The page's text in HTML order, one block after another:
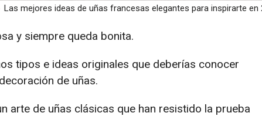
Las mejores ideas de uñas francesas elegantes para inspirarte en
y siempre queda bonita.
tipos e ideas originales que deberías conocer
de uñas.
arte de uñas clásicas que han resistido la prueba